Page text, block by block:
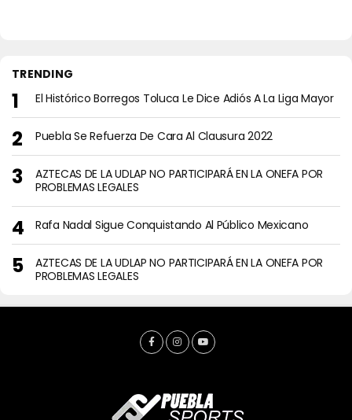
TRENDING
El Histórico Borregos Toluca Le Dice Adiós A La Liga Mayor
Puebla Se Refuerza De Cara Al Clausura 2022
AZTECAS DE LA UDLAP NO PARTICIPARÁ EN LA ONEFA POR
PROBLEMAS LEGALES
Rafa Nadal Sigue Conquistando Al Público Mexicano
AZTECAS DE LA UDLAP NO PARTICIPARÁ EN LA ONEFA POR
PROBLEMAS LEGALES